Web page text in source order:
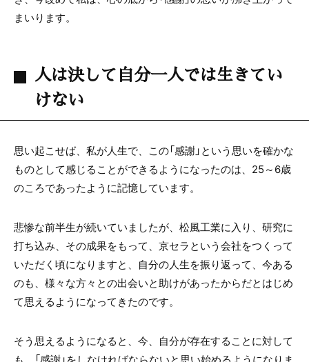
まいります。
人は決して自分一人では生きてい
けない
思い起こせば、私が人生で、この「感謝」という思いを確かな
ものとして感じることができるようになったのは、25～6歳
のころであったように記憶しています。
悲惨な前半生が続いていましたが、松風工業に入り、研究に
打ち込み、その成果をもって、京セラという会社をつくって
いただく頃になりますと、自分の人生を振り返って、今ある
のも、様々な方々との出会いと助けがあったからだとはじめ
て思えるようになってきたのです。
そう思えるようになると、今、自分が存在することに対して